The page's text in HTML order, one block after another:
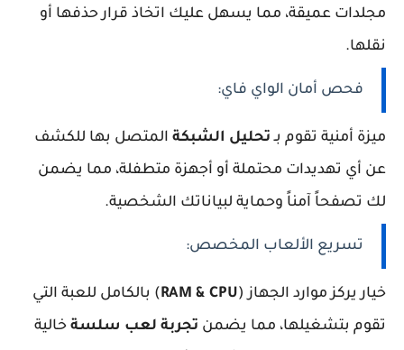
مجلدات عميقة، مما يسهل عليك اتخاذ قرار حذفها أو
نقلها.
فحص أمان الواي فاي:
ميزة أمنية تقوم بـ تحليل الشبكة المتصل بها للكشف
عن أي تهديدات محتملة أو أجهزة متطفلة، مما يضمن
لك تصفحاً آمناً وحماية لبياناتك الشخصية.
تسريع الألعاب المخصص:
خيار يركز موارد الجهاز (RAM & CPU) بالكامل للعبة التي
تقوم بتشغيلها، مما يضمن تجربة لعب سلسة خالية